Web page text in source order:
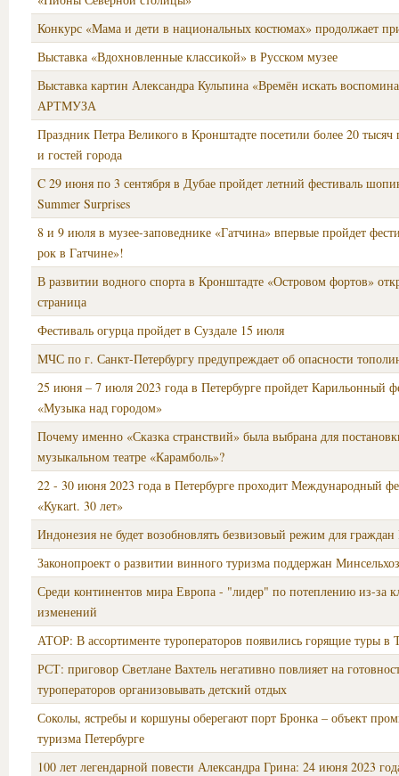
Конкурс «Мама и дети в национальных костюмах» продолжает
Выставка «Вдохновленные классикой» в Русском музее
Выставка картин Александра Кульпина «Времён искать
АРТМУЗА
Праздник Петра Великого в Кронштадте посетили более 20 тысяч
и гостей города
C 29 июня по 3 сентября в Дубае пройдет летний фестиваль
Summer Surprises
8 и 9 июля в музее-заповеднике «Гатчина» впервые пройдет
рок в Гатчине»!
В развитии водного спорта в Кронштадте «Островом фортов»
страница
Фестиваль огурца пройдет в Суздале 15 июля
МЧС по г. Санкт-Петербургу предупреждает об опасности
25 июня – 7 июля 2023 года в Петербурге пройдет Карильонный
«Музыка над городом»
Почему именно «Сказка странствий» была выбрана для
музыкальном театре «Карамболь»?
22 - 30 июня 2023 года в Петербурге проходит Международный
«Кукart. 30 лет»
Индонезия не будет возобновлять безвизовый режим для
Законопроект о развитии винного туризма поддержан
Среди континентов мира Европа - "лидер" по потеплению из-за
изменений
АТОР: В ассортименте туроператоров появились горящие туры в
РСТ: приговор Светлане Вахтель негативно повлияет на
туроператоров организовывать детский отдых
Соколы, ястребы и коршуны оберегают порт Бронка – объект
туризма Петербурге
100 лет легендарной повести Александра Грина: 24 июня 2023